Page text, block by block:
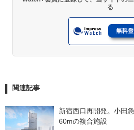
る
関連記事
新宿西口再開発。小田
60mの複合施設